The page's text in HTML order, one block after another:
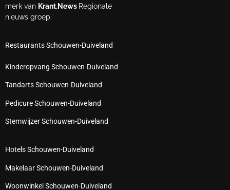
merk van Krant.News Regionale
nieuws groep.
Restaurants Schouwen-Duiveland
Kinderopvang Schouwen-Duiveland
Tandarts Schouwen-Duiveland
Pedicure Schouwen-Duiveland
Stemwijzer Schouwen-Duiveland
Hotels Schouwen-Duiveland
Makelaar Schouwen-Duiveland
Woonwinkel Schouwen-Duiveland